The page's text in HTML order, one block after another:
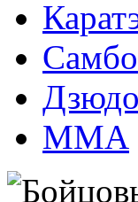
Самбо
Дзюдо
ММА